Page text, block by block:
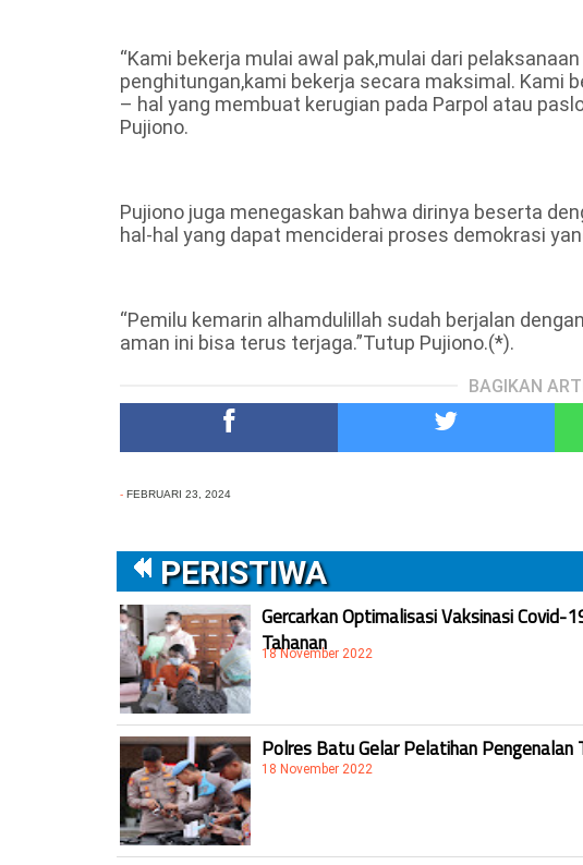
“Kami bekerja mulai awal pak,mulai dari
penghitungan,kami bekerja secara maksimal. Kami
– hal yang membuat kerugian pada Parpol atau
Pujiono.
Pujiono juga menegaskan bahwa dirinya beserta
hal-hal yang dapat menciderai proses demokrasi
“Pemilu kemarin alhamdulillah sudah berjalan
aman ini bisa terus terjaga.”Tutup Pujiono.(*).
BAGIKAN
- FEBRUARI 23, 2024
PERISTIWA
Gercarkan Optimalisasi Vaksinasi
Tahanan
18 November 2022
Polres Batu Gelar Pelatihan Pengenalan
18 November 2022